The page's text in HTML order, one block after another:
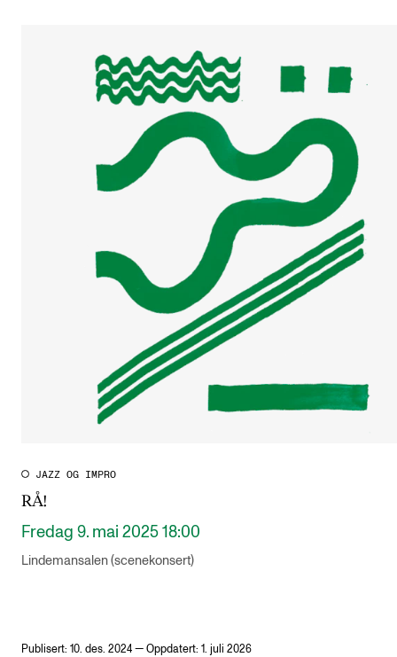
JAZZ OG IMPRO
RÅ!
Fredag 9. mai 2025 18:00
Lindemansalen (scenekonsert)
Publisert: 10. des. 2024 — Oppdatert: 1. juli 2026